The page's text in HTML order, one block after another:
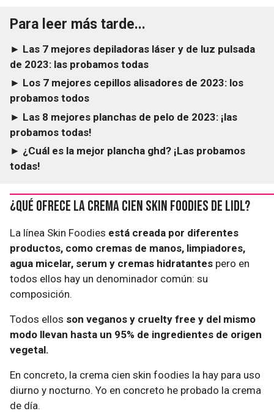
Para leer más tarde...
► Las 7 mejores depiladoras láser y de luz pulsada
de 2023: las probamos todas
► Los 7 mejores cepillos alisadores de 2023: los
probamos todos
► Las 8 mejores planchas de pelo de 2023: ¡las
probamos todas!
► ¿Cuál es la mejor plancha ghd? ¡Las probamos
todas!
¿Qué ofrece la crema Cien skin foodies de Lidl?
La línea Skin Foodies está creada por diferentes
productos, como cremas de manos, limpiadores,
agua micelar, serum y cremas hidratantes pero en
todos ellos hay un denominador común: su
composición.
Todos ellos son veganos y cruelty free y del mismo
modo llevan hasta un 95% de ingredientes de origen
vegetal.
En concreto, la crema cien skin foodies la hay para uso
diurno y nocturno. Yo en concreto he probado la crema
de día.